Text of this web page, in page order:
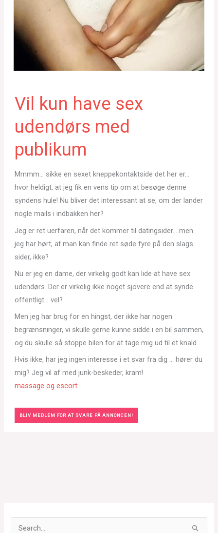
Vil kun have sex
udendørs med
publikum
Mmmm… sikke en sexet kneppekontaktside det her er…
hvor heldigt, at jeg fik en vens tip om at besøge denne
syndens hule! Nu bliver det interessant at se, om der lander
nogle mails i indbakken her?
Jeg er ret uerfaren, når det kommer til datingsider… men
jeg har hørt, at man kan finde ret søde fyre på den slags
sider, ikke?
Nu er jeg en dame, der virkelig godt kan lide at have sex
udendørs. Der er virkelig ikke noget sjovere end at synde
offentligt… vel?
Men jeg har brug for en hingst, der ikke har nogen
begrænsninger, vi skulle gerne kunne sidde i en bil sammen,
og du skulle så stoppe bilen for at tage mig ud til et knald….
Hvis ikke, har jeg ingen interesse i et svar fra dig … hører du
mig? Jeg vil af med junk-beskeder, kram!
massage og escort
BLIV MEDLEM FOR AT SVARE PÅ ANNONCEN!